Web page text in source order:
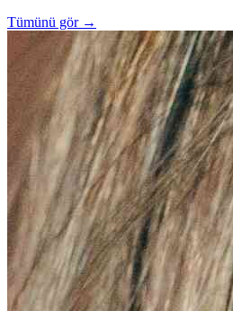
Tümünü gör →